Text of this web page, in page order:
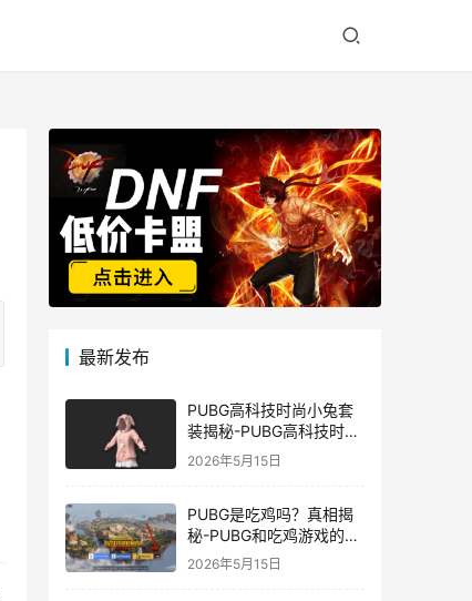
最新发布
PUBG高科技时尚小兔套
装揭秘-PUBG高科技时尚
小兔套装的潮流与科技结
2026年5月15日
PUBG是吃鸡吗？真相揭
秘-PUBG和吃鸡游戏的区
别与联系
2026年5月15日